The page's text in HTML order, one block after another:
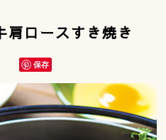
ロースすき焼き
保存